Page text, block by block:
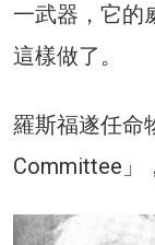
一武器，它的
這樣做了。
羅斯福遂任命
Committee」